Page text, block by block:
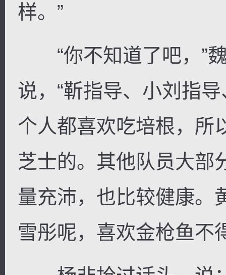
样。”
“你不知道了吧，”魏
说，“靳指导、小刘指
个人都喜欢吃培根，所
芝士的。其他队员大部
量充沛，也比较健康。
雪彤呢，喜欢金枪鱼